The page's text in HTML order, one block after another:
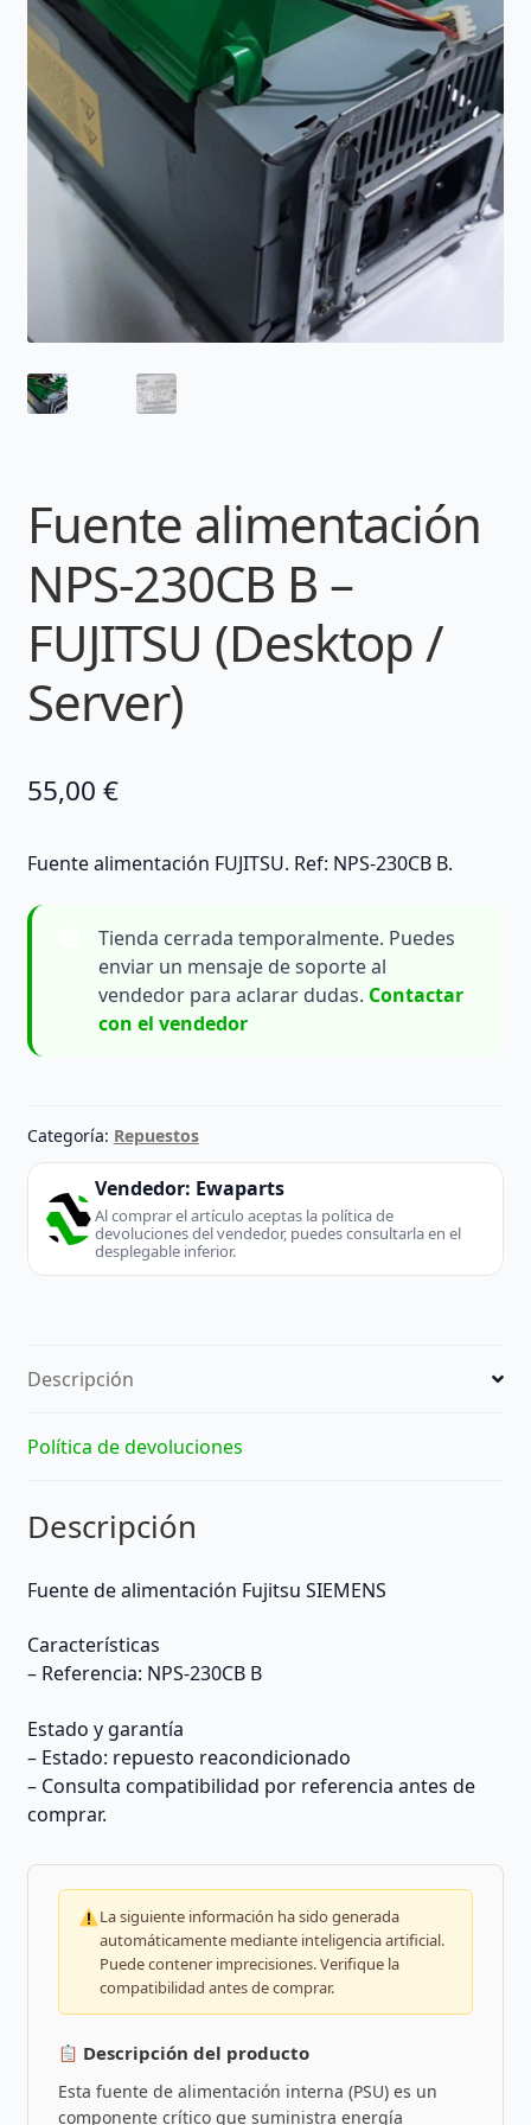
Fuente alimentación
NPS-230CB B –
FUJITSU (Desktop /
Server)
55,00 €
Fuente alimentación FUJITSU. Ref: NPS-230CB B.
Tienda cerrada temporalmente. Puedes
enviar un mensaje de soporte al
vendedor para aclarar dudas. Contactar
con el vendedor
Categoría: Repuestos
Vendedor: Ewaparts
Al comprar el artículo aceptas la política de
devoluciones del vendedor, puedes consultarla en el
desplegable inferior.
Descripción
Política de devoluciones
Descripción
Fuente de alimentación Fujitsu SIEMENS
Características
– Referencia: NPS-230CB B
Estado y garantía
– Estado: repuesto reacondicionado
– Consulta compatibilidad por referencia antes de
comprar.
La siguiente información ha sido generada
automáticamente mediante inteligencia artificial.
Puede contener imprecisiones. Verifique la
compatibilidad antes de comprar.
Descripción del producto
Esta fuente de alimentación interna (PSU) es un
componente crítico que suministra energía